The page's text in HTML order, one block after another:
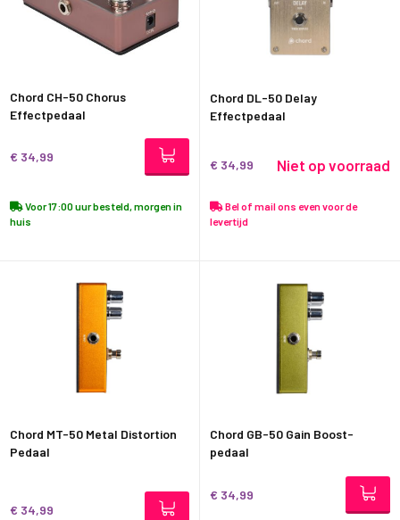
Chord CH-50 Chorus
Effectpedaal
€ 34,99
Voor 17:00 uur besteld, morgen in
huis
Chord DL-50 Delay
Effectpedaal
€ 34,99 Niet op voorraad
Bel of mail ons even voor de
levertijd
Chord MT-50 Metal Distortion
Pedaal
€ 34,99
Chord GB-50 Gain Boost-
pedaal
€ 34,99